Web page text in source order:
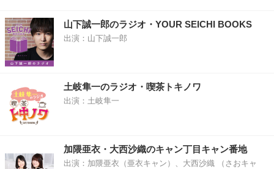
山下誠一郎のラジオ・YOUR SEICHI BOOKS
出演：山下誠一郎
土岐隼一のラジオ・喫茶トキノワ
出演：土岐隼一
加隈亜衣・大西沙織のキャン丁目キャン番地
出演：加隈亜衣（亜衣キャン）、大西沙織 （さおキャ